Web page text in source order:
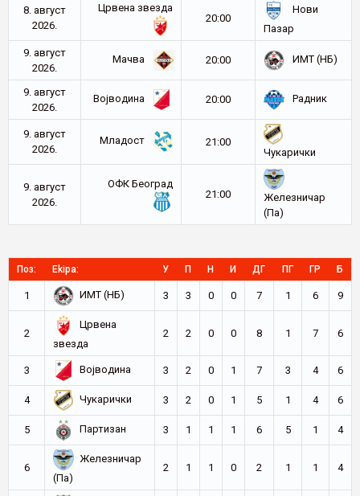
8. август
2026.
Црвена звезда
20:00
Нови
Пазар
9. август
2026.
Мачва 20:00 ИМТ (НБ)
9. август
2026.
Војводина 20:00 Радник
9. август
2026.
Младост
21:00
Чукарички
9. август
2026.
ОФК Београд
21:00
Железничар
(Па)
Поз: Ekipa: У П Н И ДГ ПГ ГР Б
1 ИМТ (НБ) 3 3 0 0 7 1 6 9
2
Црвена
звезда
2 2 0 0 8 1 7 6
3 Војводина 3 2 0 1 7 3 4 6
4 Чукарички 3 2 0 1 5 1 4 6
5 Партизан 3 1 1 1 6 5 1 4
6
Железничар
(Па)
2 1 1 0 2 1 1 4